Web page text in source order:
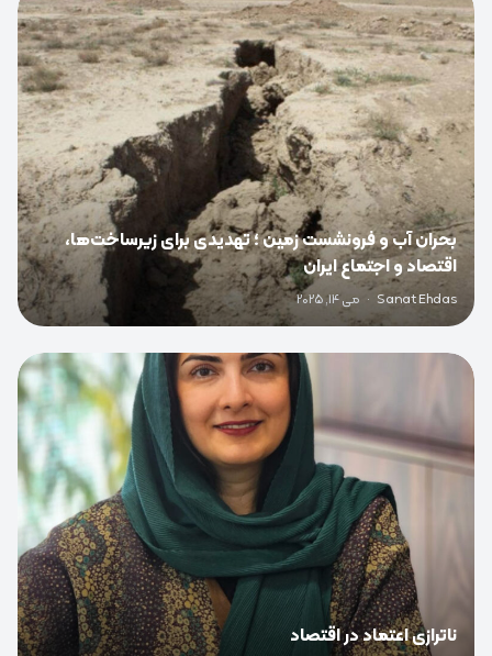
0
بحران آب و فرونشست زمین ؛ تهدیدی برای زیرساخت‌ها،
اقتصاد و اجتماع ایران
Sanat Ehdas
· می 14, 2025
ناترازی اعتماد در اقتصاد